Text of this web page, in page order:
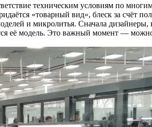
техническим условиям по
«товарный вид», блеск за счёт
и микролитья. Сначала
её модель. Это важный момент —